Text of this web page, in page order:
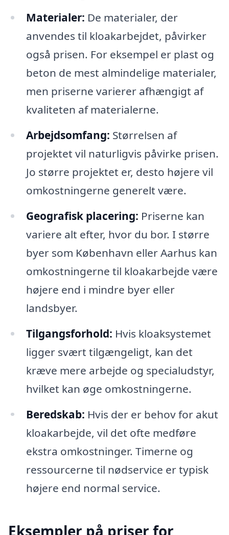
Materialer: De materialer, der
anvendes til kloakarbejdet, påvirker
også prisen. For eksempel er plast og
beton de mest almindelige materialer,
men priserne varierer afhængigt af
kvaliteten af materialerne.
Arbejdsomfang: Størrelsen af
projektet vil naturligvis påvirke prisen.
Jo større projektet er, desto højere vil
omkostningerne generelt være.
Geografisk placering: Priserne kan
variere alt efter, hvor du bor. I større
byer som København eller Aarhus kan
omkostningerne til kloakarbejde være
højere end i mindre byer eller
landsbyer.
Tilgangsforhold: Hvis kloaksystemet
ligger svært tilgængeligt, kan det
kræve mere arbejde og specialudstyr,
hvilket kan øge omkostningerne.
Beredskab: Hvis der er behov for akut
kloakarbejde, vil det ofte medføre
ekstra omkostninger. Timerne og
ressourcerne til nødservice er typisk
højere end normal service.
Eksempler på priser for